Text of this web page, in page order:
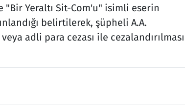
Yeraltı Sit-Com'u" isimli eserin
belirtilerek, şüpheli A.A.
adli para cezası ile cezalandırılması